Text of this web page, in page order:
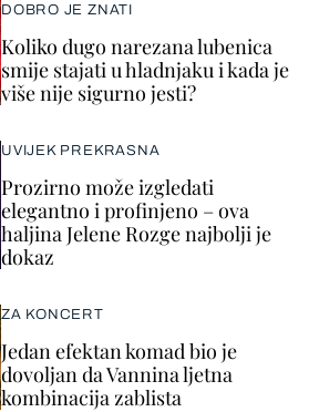
DOBRO JE ZNATI
Koliko dugo narezana lubenica
smije stajati u hladnjaku i kada je
više nije sigurno jesti?
UVIJEK PREKRASNA
Prozirno može izgledati
elegantno i profinjeno – ova
haljina Jelene Rozge najbolji je
dokaz
ZA KONCERT
Jedan efektan komad bio je
dovoljan da Vannina ljetna
kombinacija zablista